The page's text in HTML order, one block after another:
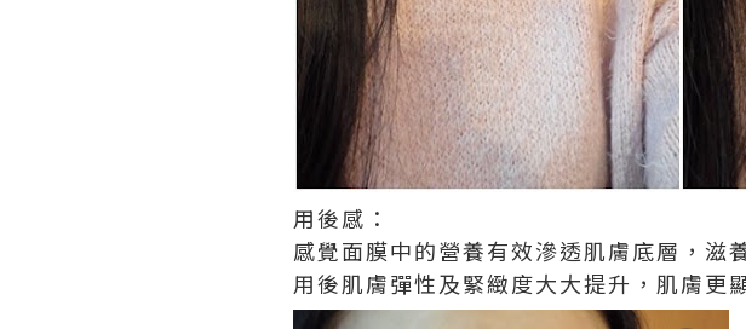
用後感：
感覺面膜中的營養有效滲透肌膚底層，滋
用後肌膚彈性及緊緻度大大提升，肌膚更